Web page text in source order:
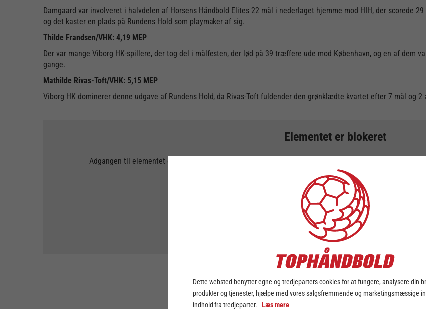
Damgaard var involveret i halvdelen af Horsens Håndbold Elites 22 mål i nederlaget hjemme mod HIH, der scorede
og det kaster en plads på Rundens Hold som playmaker af sig.
Thilde Frandsen/VHK: 4,19 MEP
Der var mange Viborg HK-spillere, der tog del i målfesten, der lød på 39 træffere ude mod København, og en af dem
gange.
Mathilde Rivas-Toft/VHK: 5,15 MEP
Viborg HK dominerer denne udgave af Rundens Hold, da Rivas-Toft fuldender den grønklædte kvartet efter 7 mål og 2
Elementet er blokeret
Adgangen til elementet er blevet begrænset, da du ikke har accepteret de påkrævede cookies. Denne
databeskyttelseslovgivning. Du kan få adgang til elementet ved at acceptere
TILLAD COOKIES
LÆS MERE OM COOKIES
Dette websted benytter egne og tredjeparters cookies for at fungere, analysere din
produkter og tjenester, hjælpe med vores salgsfremmende og marketingsmæssige
indhold fra tredjeparter. Læs mere